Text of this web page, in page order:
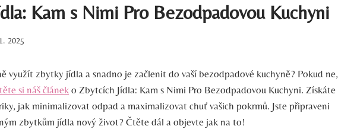
Kam s Nimi Pro Bezodpadovou Kuchyni
2025
využít zbytky jídla a snadno je začlenit do vaší bezodpadové kuchyně? Pokud ne,
si náš článeko Zbytcích Jídla: Kam s Nimi Pro Bezodpadovou Kuchyni. Získáte
jak minimalizovat odpad a maximalizovat chuť vašich pokrmů. Jste připraveni
zbytkům jídla nový život? Čtěte dál a objevte jak na to!